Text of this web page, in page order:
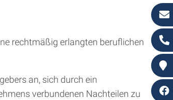
rechtmäßig erlangten beruflichen
an, sich durch ein
verbundenen Nachteilen zu